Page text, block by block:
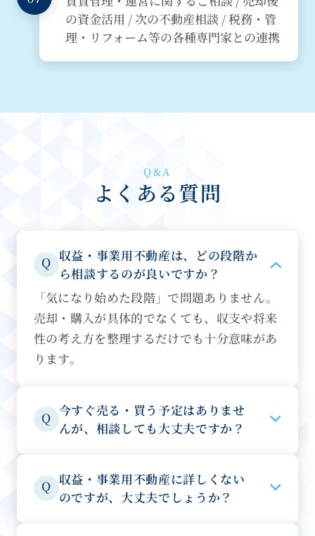
の資金活用 / 次の不動産相談 / 税務・管
理・リフォーム等の各種専門家との連携
Q&A
よくある質問
Q 収益・事業用不動産は、どの段階か
ら相談するのが良いですか？
「気になり始めた段階」で問題ありません。
売却・購入が具体的でなくても、収支や将来
性の考え方を整理するだけでも十分意味があ
ります。
Q 今すぐ売る・買う予定はありませ
んが、相談しても大丈夫ですか？
Q 収益・事業用不動産に詳しくない
のですが、大丈夫でしょうか？